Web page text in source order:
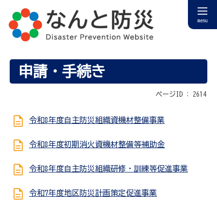
menu
申請・手続き
ページID : 2614
令和8年度自主防災組織資機材整備事業
令和8年度初期消火資機材整備等補助金
令和8年度自主防災組織研修・訓練等促進事業
令和7年度地区防災計画策定促進事業